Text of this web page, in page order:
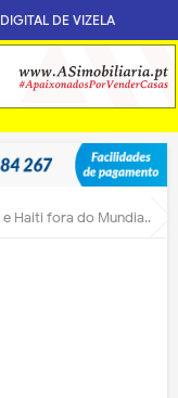
DIGITAL DE VIZELA
Haiti fora do Mundial